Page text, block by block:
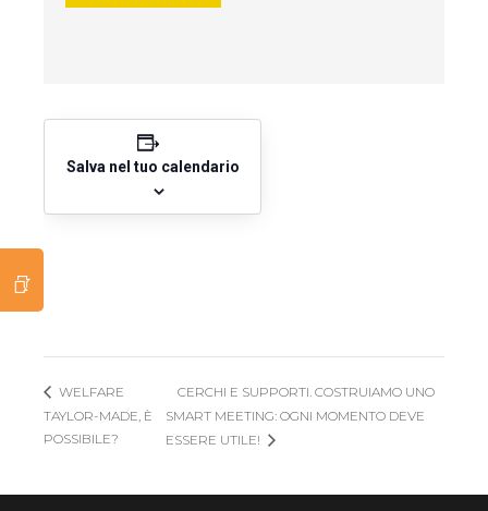
Salva nel tuo calendario
WELFARE
TAYLOR-MADE, È
POSSIBILE?
CERCHI E SUPPORTI. COSTRUIAMO UNO
SMART MEETING: OGNI MOMENTO DEVE
ESSERE UTILE!